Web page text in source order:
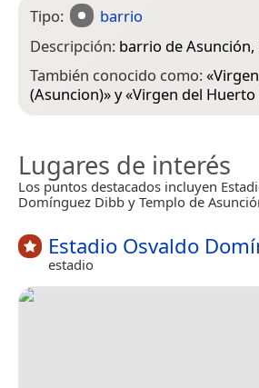
Tipo:
barrio
Descripción: barrio de Asunción,
También conocido como:«
(Asuncion)» y «Virgen del
Lugares de interés
Los puntos destacados incluyen
Domínguez Dibb y Templo de
Estadio Osvaldo
estadio